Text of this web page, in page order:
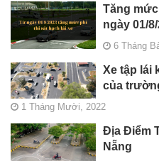
Tăng
ngày 01/
6 Tháng
Xe tập lái
của
1 Tháng Mười, 2022
Địa Điểm
Nẵng